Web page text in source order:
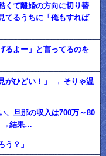
くて離婚の方向に切り替
てるうちに「俺もすれば
るよー」と言ってるのを
がひどい！」 → そりゃ温
、旦那の収入は700万～80
→結果…
う？」